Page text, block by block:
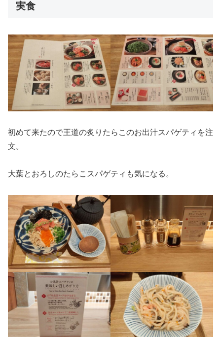
実食
初めて来たので王道の炙りたらこのお出汁スパゲティを注
文。
大葉とおろしのたらこスパゲティも気になる。